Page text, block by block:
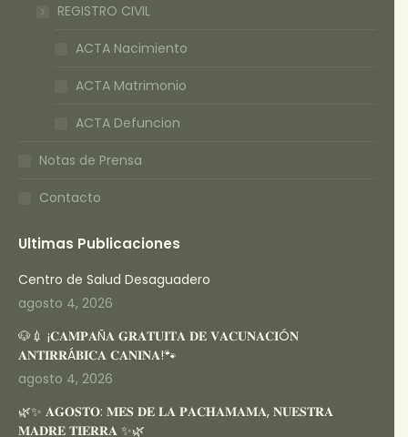
REGISTRO CIVIL
ACTA Nacimiento
ACTA Matrimonio
ACTA Defuncion
Notas de Prensa
Contacto
Ultimas Publicaciones
Centro de Salud Desaguadero
agosto 4, 2026
🐶💉 ¡𝐂𝐀𝐌𝐏𝐀Ñ𝐀 𝐆𝐑𝐀𝐓𝐔𝐈𝐓𝐀 𝐃𝐄 𝐕𝐀𝐂𝐔𝐍𝐀𝐂𝐈Ó𝐍
𝐀𝐍𝐓𝐈𝐑𝐑Á𝐁𝐈𝐂𝐀 𝐂𝐀𝐍𝐈𝐍𝐀!🐾
agosto 4, 2026
🌿✨ 𝐀𝐆𝐎𝐒𝐓𝐎: 𝐌𝐄𝐒 𝐃𝐄 𝐋𝐀 𝐏𝐀𝐂𝐇𝐀𝐌𝐀𝐌𝐀, 𝐍𝐔𝐄𝐒𝐓𝐑𝐀
𝐌𝐀𝐃𝐑𝐄 𝐓𝐈𝐄𝐑𝐑𝐀 ✨🌿